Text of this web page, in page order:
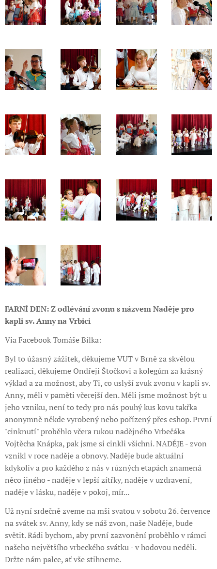
FARNÍ DEN: Z odlévání zvonu s názvem Naděje pro
kapli sv. Anny na Vrbici
Via Facebook Tomáše Bílka:
Byl to úžasný zážitek, děkujeme VUT v Brně za skvělou
realizaci, děkujeme Ondřeji Štočkovi a kolegům za krásný
výklad a za možnost, aby Ti, co uslyší zvuk zvonu v kapli sv.
Anny, měli v paměti včerejší den. Měli jsme možnost být u
jeho vzniku, není to tedy pro nás pouhý kus kovu takřka
anonymně někde vyrobený nebo pořízený přes eshop. První
"cinknutí" proběhlo včera rukou nadějného Vrbečáka
Vojtěcha Knápka, pak jsme si cinkli všichni. NADĚJE - zvon
vznikl v roce naděje a obnovy. Naděje bude aktuální
kdykoliv a pro každého z nás v různých etapách znamená
něco jiného - naděje v lepší zítřky, naděje v uzdravení,
naděje v lásku, naděje v pokoj, mír...
Už nyní srdečně zveme na mši svatou v sobotu 26. července
na svátek sv. Anny, kdy se náš zvon, naše Naděje, bude
světit. Rádi bychom, aby první zazvonění proběhlo v rámci
našeho největšího vrbeckého svátku - v hodovou neděli.
Držte nám palce, ať vše stihneme.